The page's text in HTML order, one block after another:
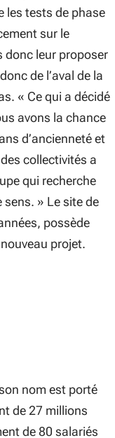
les tests de phase
sur le
donc leur proposer
de l’aval de la
« Ce qui a décidé
avons la chance
d’ancienneté et
collectivités a
qui recherche
» Le site de
possède
projet.
nom est porté
de 27 millions
de 80 salariés